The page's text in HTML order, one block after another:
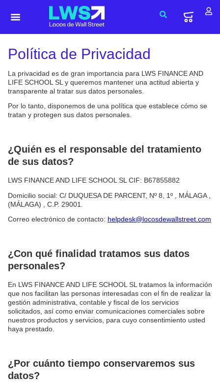
Política de Privacidad
La privacidad es de gran importancia para LWS FINANCE AND
LIFE SCHOOL SL y queremos mantener una actitud abierta y
transparente al tratar sus datos personales.
Por lo tanto, disponemos de una política que establece cómo se
tratan y protegen sus datos personales.
¿Quién es el responsable del tratamiento
de sus datos?
LWS FINANCE AND LIFE SCHOOL SL CIF: B67855882
Domicilio social: C/ DUQUESA DE PARCENT, Nº 8, 1º , MÁLAGA ,
(MÁLAGA) , C.P. 29001.
Correo electrónico de contacto: helpdesk@locosdewallstreet.com
¿Con qué finalidad tratamos sus datos
personales?
En LWS FINANCE AND LIFE SCHOOL SL tratamos la información
que nos facilitan las personas interesadas con el fin de realizar la
gestión administrativa, contable y fiscal de los servicios
solicitados, así como enviar comunicaciones comerciales sobre
nuestros productos y servicios, para cuyo consentimiento usted
haya prestado.
¿Por cuánto tiempo conservaremos sus
datos?